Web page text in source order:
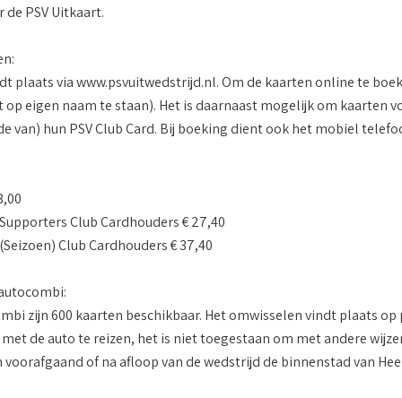
PSV Uitkaart.
plaats via www.psvuitwedstrijd.nl. Om de kaarten online te
op eigen naam te staan). Het is daarnaast mogelijk om kaarten
van) hun PSV Club Card. Bij boeking dient ook het mobiel
Club Cardhouders € 27,40
Club Cardhouders € 37,40
zijn 600 kaarten beschikbaar. Het omwisselen vindt plaats
de auto te reizen, het is niet toegestaan om met andere
of na afloop van de wedstrijd de binnenstad van